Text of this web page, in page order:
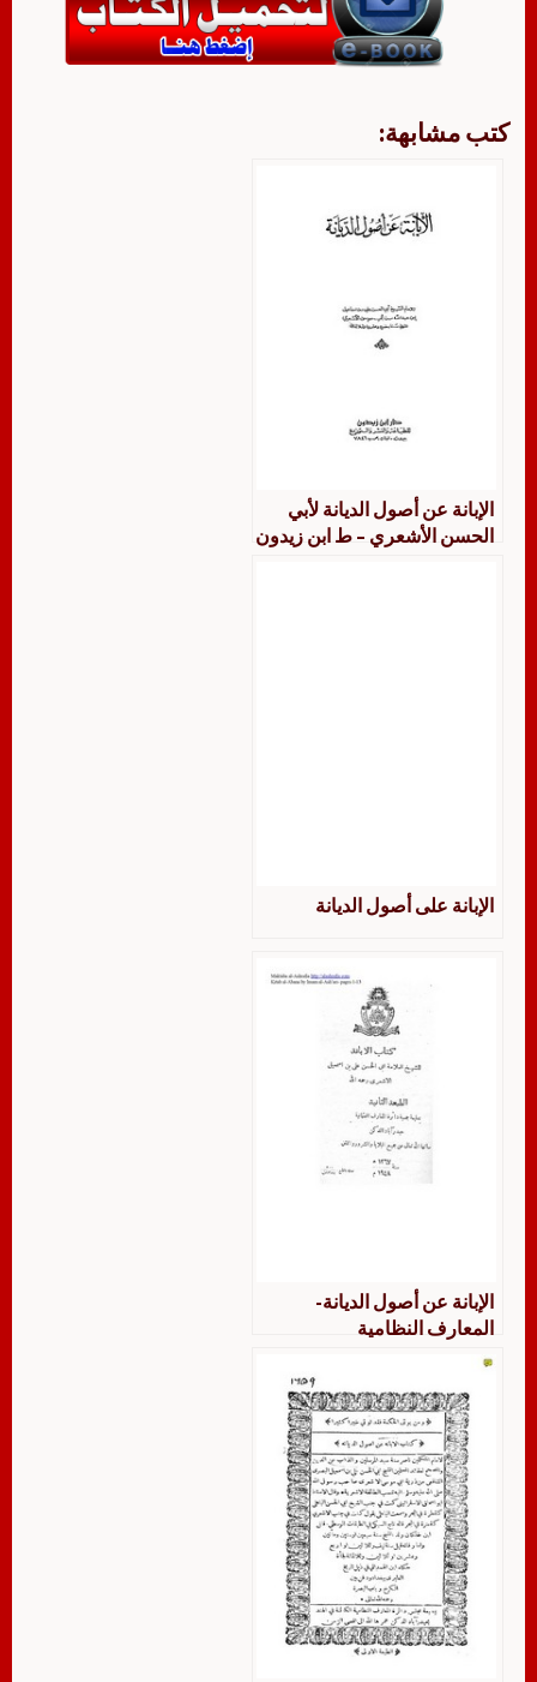
كتب مشابهة:
الإبانة عن أصول الديانة لأبي
الحسن الأشعري – ط ابن زيدون
الإبانة على أصول الديانة
الإبانة عن أصول الديانة-
المعارف النظامية